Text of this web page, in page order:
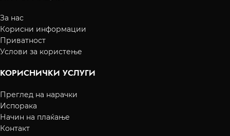
За нас
Корисни информации
Приватност
Услови за користење
КОРИСНИЧКИ УСЛУГИ
Преглед на нарачки
Испорака
Начин на плаќање
Контакт